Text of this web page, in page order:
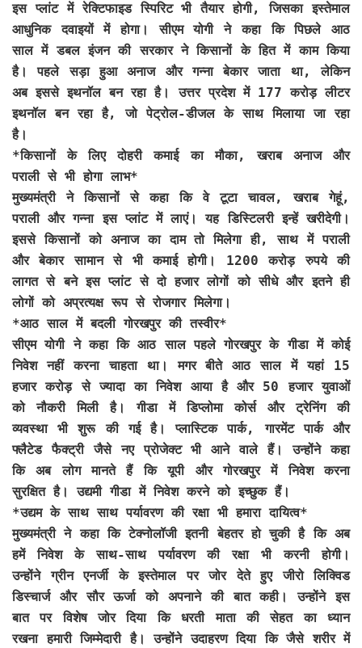
इस प्लांट में रेक्टिफाइड स्पिरिट भी तैयार होगी, जिसका इस्तेमाल
आधुनिक दवाइयों में होगा। सीएम योगी ने कहा कि पिछले आठ
साल में डबल इंजन की सरकार ने किसानों के हित में काम किया
है। पहले सड़ा हुआ अनाज और गन्ना बेकार जाता था, लेकिन
अब इससे इथनॉल बन रहा है। उत्तर प्रदेश में 177 करोड़ लीटर
इथनॉल बन रहा है, जो पेट्रोल-डीजल के साथ मिलाया जा रहा
है।
*किसानों के लिए दोहरी कमाई का मौका, खराब अनाज और
पराली से भी होगा लाभ*
मुख्यमंत्री ने किसानों से कहा कि वे टूटा चावल, खराब गेहूं,
पराली और गन्ना इस प्लांट में लाएं। यह डिस्टिलरी इन्हें खरीदेगी।
इससे किसानों को अनाज का दाम तो मिलेगा ही, साथ में पराली
और बेकार सामान से भी कमाई होगी। 1200 करोड़ रुपये की
लागत से बने इस प्लांट से दो हजार लोगों को सीधे और इतने ही
लोगों को अप्रत्यक्ष रूप से रोजगार मिलेगा।
*आठ साल में बदली गोरखपुर की तस्वीर*
सीएम योगी ने कहा कि आठ साल पहले गोरखपुर के गीडा में कोई
निवेश नहीं करना चाहता था। मगर बीते आठ साल में यहां 15
हजार करोड़ से ज्यादा का निवेश आया है और 50 हजार युवाओं
को नौकरी मिली है। गीडा में डिप्लोमा कोर्स और ट्रेनिंग की
व्यवस्था भी शुरू की गई है। प्लास्टिक पार्क, गारमेंट पार्क और
फ्लैटेड फैक्ट्री जैसे नए प्रोजेक्ट भी आने वाले हैं। उन्होंने कहा
कि अब लोग मानते हैं कि यूपी और गोरखपुर में निवेश करना
सुरक्षित है। उद्यमी गीडा में निवेश करने को इच्छुक हैं।
*उद्यम के साथ साथ पर्यावरण की रक्षा भी हमारा दायित्व*
मुख्यमंत्री ने कहा कि टेक्नोलॉजी इतनी बेहतर हो चुकी है कि अब
हमें निवेश के साथ-साथ पर्यावरण की रक्षा भी करनी होगी।
उन्होंने ग्रीन एनर्जी के इस्तेमाल पर जोर देते हुए जीरो लिक्विड
डिस्चार्ज और सौर ऊर्जा को अपनाने की बात कही। उन्होंने इस
बात पर विशेष जोर दिया कि धरती माता की सेहत का ध्यान
रखना हमारी जिम्मेदारी है। उन्होंने उदाहरण दिया कि जैसे शरीर में